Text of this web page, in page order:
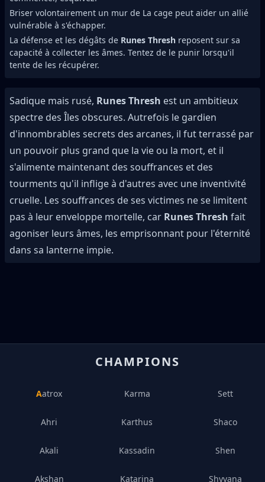
Briser volontairement un mur de La cage peut aider un allié
vulnérable à s'échapper.
La défense et les dégâts de Runes Thresh reposent sur sa
capacité à collecter les âmes. Tentez de le punir lorsqu'il
tente de les récupérer.
Sadique mais rusé, Runes Thresh est un ambitieux
spectre des Îles obscures. Autrefois le gardien
d'innombrables secrets des arcanes, il fut terrassé par
un pouvoir plus grand que la vie ou la mort, et il
s'alimente maintenant des souffrances et des
tourments qu'il inflige à d'autres avec une inventivité
cruelle. Les souffrances de ses victimes ne se limitent
pas à leur enveloppe mortelle, car Runes Thresh fait
agoniser leurs âmes, les emprisonnant pour l'éternité
dans sa lanterne impie.
CHAMPIONS
Aatrox
Ahri
Akali
Akshan
Karma
Karthus
Kassadin
Katarina
Sett
Shaco
Shen
Shyvana